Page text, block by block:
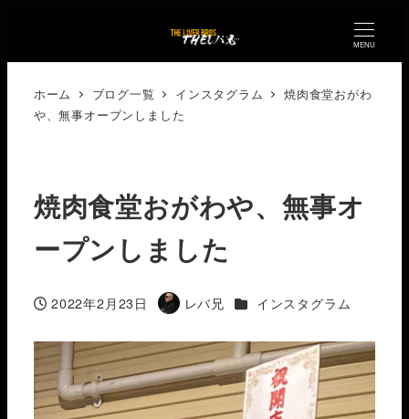
MENU
ホーム ブログ一覧 インスタグラム
焼肉食堂おがわ
や、無事オープンしました
焼肉食堂おがわや、無事オ
ープンしました
投稿日
2022年2月23日
著
レバ兄 カテゴリー
インスタグラム